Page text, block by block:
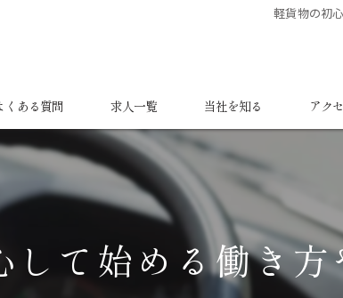
軽貨物の初
くある質問 求人一覧 当社を知る
パート
業務委託
アク
て始める働き方